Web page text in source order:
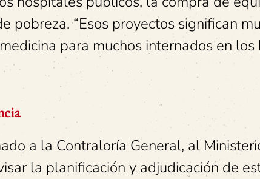
pobreza. “Esos proyectos significan
para muchos internados en los
a la Contraloría General, al
la planificación y adjudicación de